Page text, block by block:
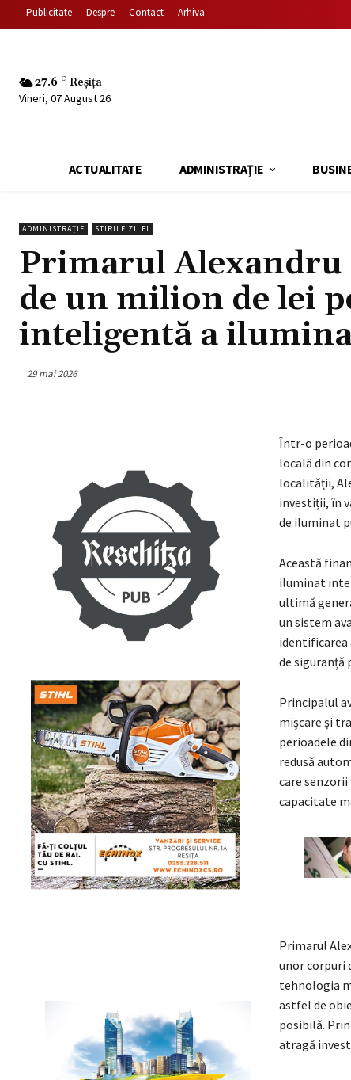
Publicitate Despre Contact Arhiva
27.6 C Reșița
Vineri, 07 August 26
ACTUALITATE ADMINISTRAȚIE
ADMINISTRAȚIE STIRILE ZILEI
Primarul Alexandru
de un milion de lei
inteligentă a
29 mai 2026
Într-o
locală din
localității,
investiții, în
de iluminat
Această
iluminat
ultimă
un sistem
identificarea
de
Principalul
mișcare și
perioadele
redusă
care
capacitate
Primarul
unor corpuri
tehnologia
astfel de
posibilă.
atragă